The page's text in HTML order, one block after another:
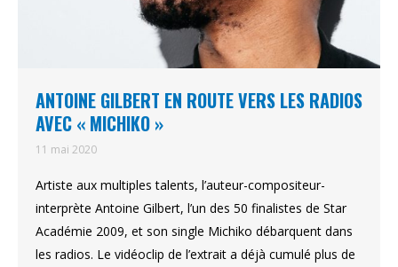
ANTOINE GILBERT EN ROUTE VERS LES RADIOS
AVEC « MICHIKO »
11 mai 2020
Artiste aux multiples talents, l’auteur-compositeur-
interprète Antoine Gilbert, l’un des 50 finalistes de Star
Académie 2009, et son single Michiko débarquent dans
les radios. Le vidéoclip de l’extrait a déjà cumulé plus de